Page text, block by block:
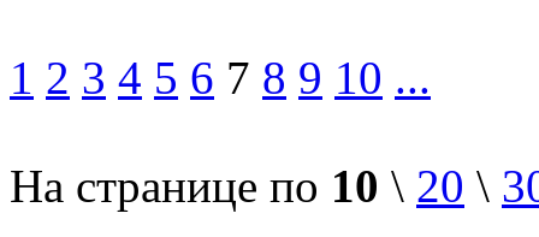
1 2 3 4 5 6 7 8 9 10 ...
На странице по 10 \ 20 \